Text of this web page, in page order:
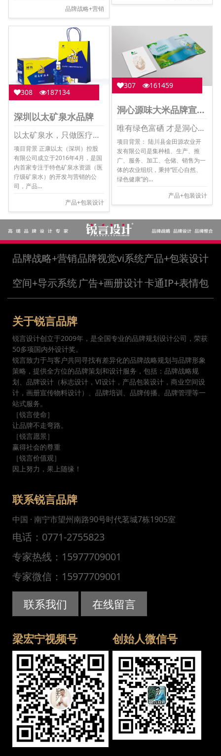
品牌战略+营销
308 187134
深圳以太矿泉水品牌
以太矿泉水，只做医疗最标准矿泉水
项目背景 正康以太（深圳）控股
有限公司成立于2016年4月，是国
内首家专注于特色矿泉水资源（医
疗级矿泉水）的开发与营销的公
司，产品…
产品+包装设计
307 161459
洞心源味大米品牌宣传画册
唯有绿色富硒 才是洞心源味
项目背景： 陆川县金田源农业开
发有限公司是集种植、生产、推
广、服务、加工、仓储、销售为一
体的农业组织，秉持“匠心自然、
绿色健康”的…
产品+包装设计
品牌战略+营销品牌视觉vi系统产品+包装设计
空间+导示系统广告+画册设计卡通IP+表情包
关于锐言品牌
锐言设计创立于2009年，是全国专业的品牌规划设计公司，荣获
50多项国内外设计奖。
锐言致力于与客户共同寻找有差异化的品牌战略规划与品牌形象
策略，提供全方位的品牌策划和设计服务，包括：品牌战略规
划、品牌设计（标志设计，VI设计，产品包装设计，商业空间设
计，画册宣传物料设计）、品牌培训、品牌传播、品牌管理等一
站式服务。
［锐言使命］
让品牌不走弯路。
［锐言愿景］
赢得社会的尊重
［锐言价值观］
因上努力，果上随缘！
联系锐言品牌
中国 · 南宁市望州南路90号时代茗城7栋1905室
电话：0771-2755823
专家热线：15977709001
专家微信：15977709001
联系我们 在线留言
梁宏宁视频号 创始人微信号